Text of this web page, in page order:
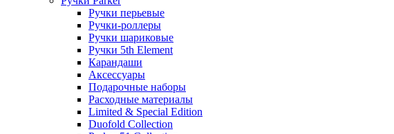
Ручки перьевые
Ручки-роллеры
Ручки шариковые
Ручки 5th Element
Карандаши
Аксессуары
Подарочные наборы
Расходные материалы
Limited & Special Edition
Duofold Collection